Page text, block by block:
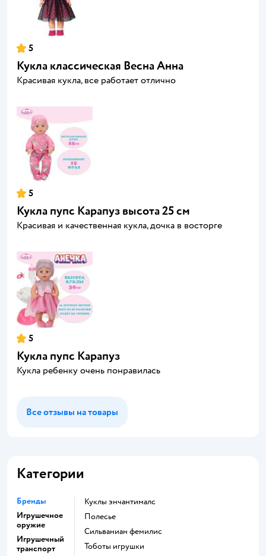
5
Кукла классическая Весна Анна
Красивая кукла, все работает отлично
5
Кукла пупс Карапуз высота 25 см
Красивая и качественная кукла, дочка в восторге
5
Кукла пупс Карапуз
Кукла ребенку очень понравилась
Все отзывы на товары
Категории
Бренды
Игрушечное
оружие
Игрушечный
транспорт
Куклы энчантималс
Полесье
Сильваниан фемилис
Тоботы игрушки